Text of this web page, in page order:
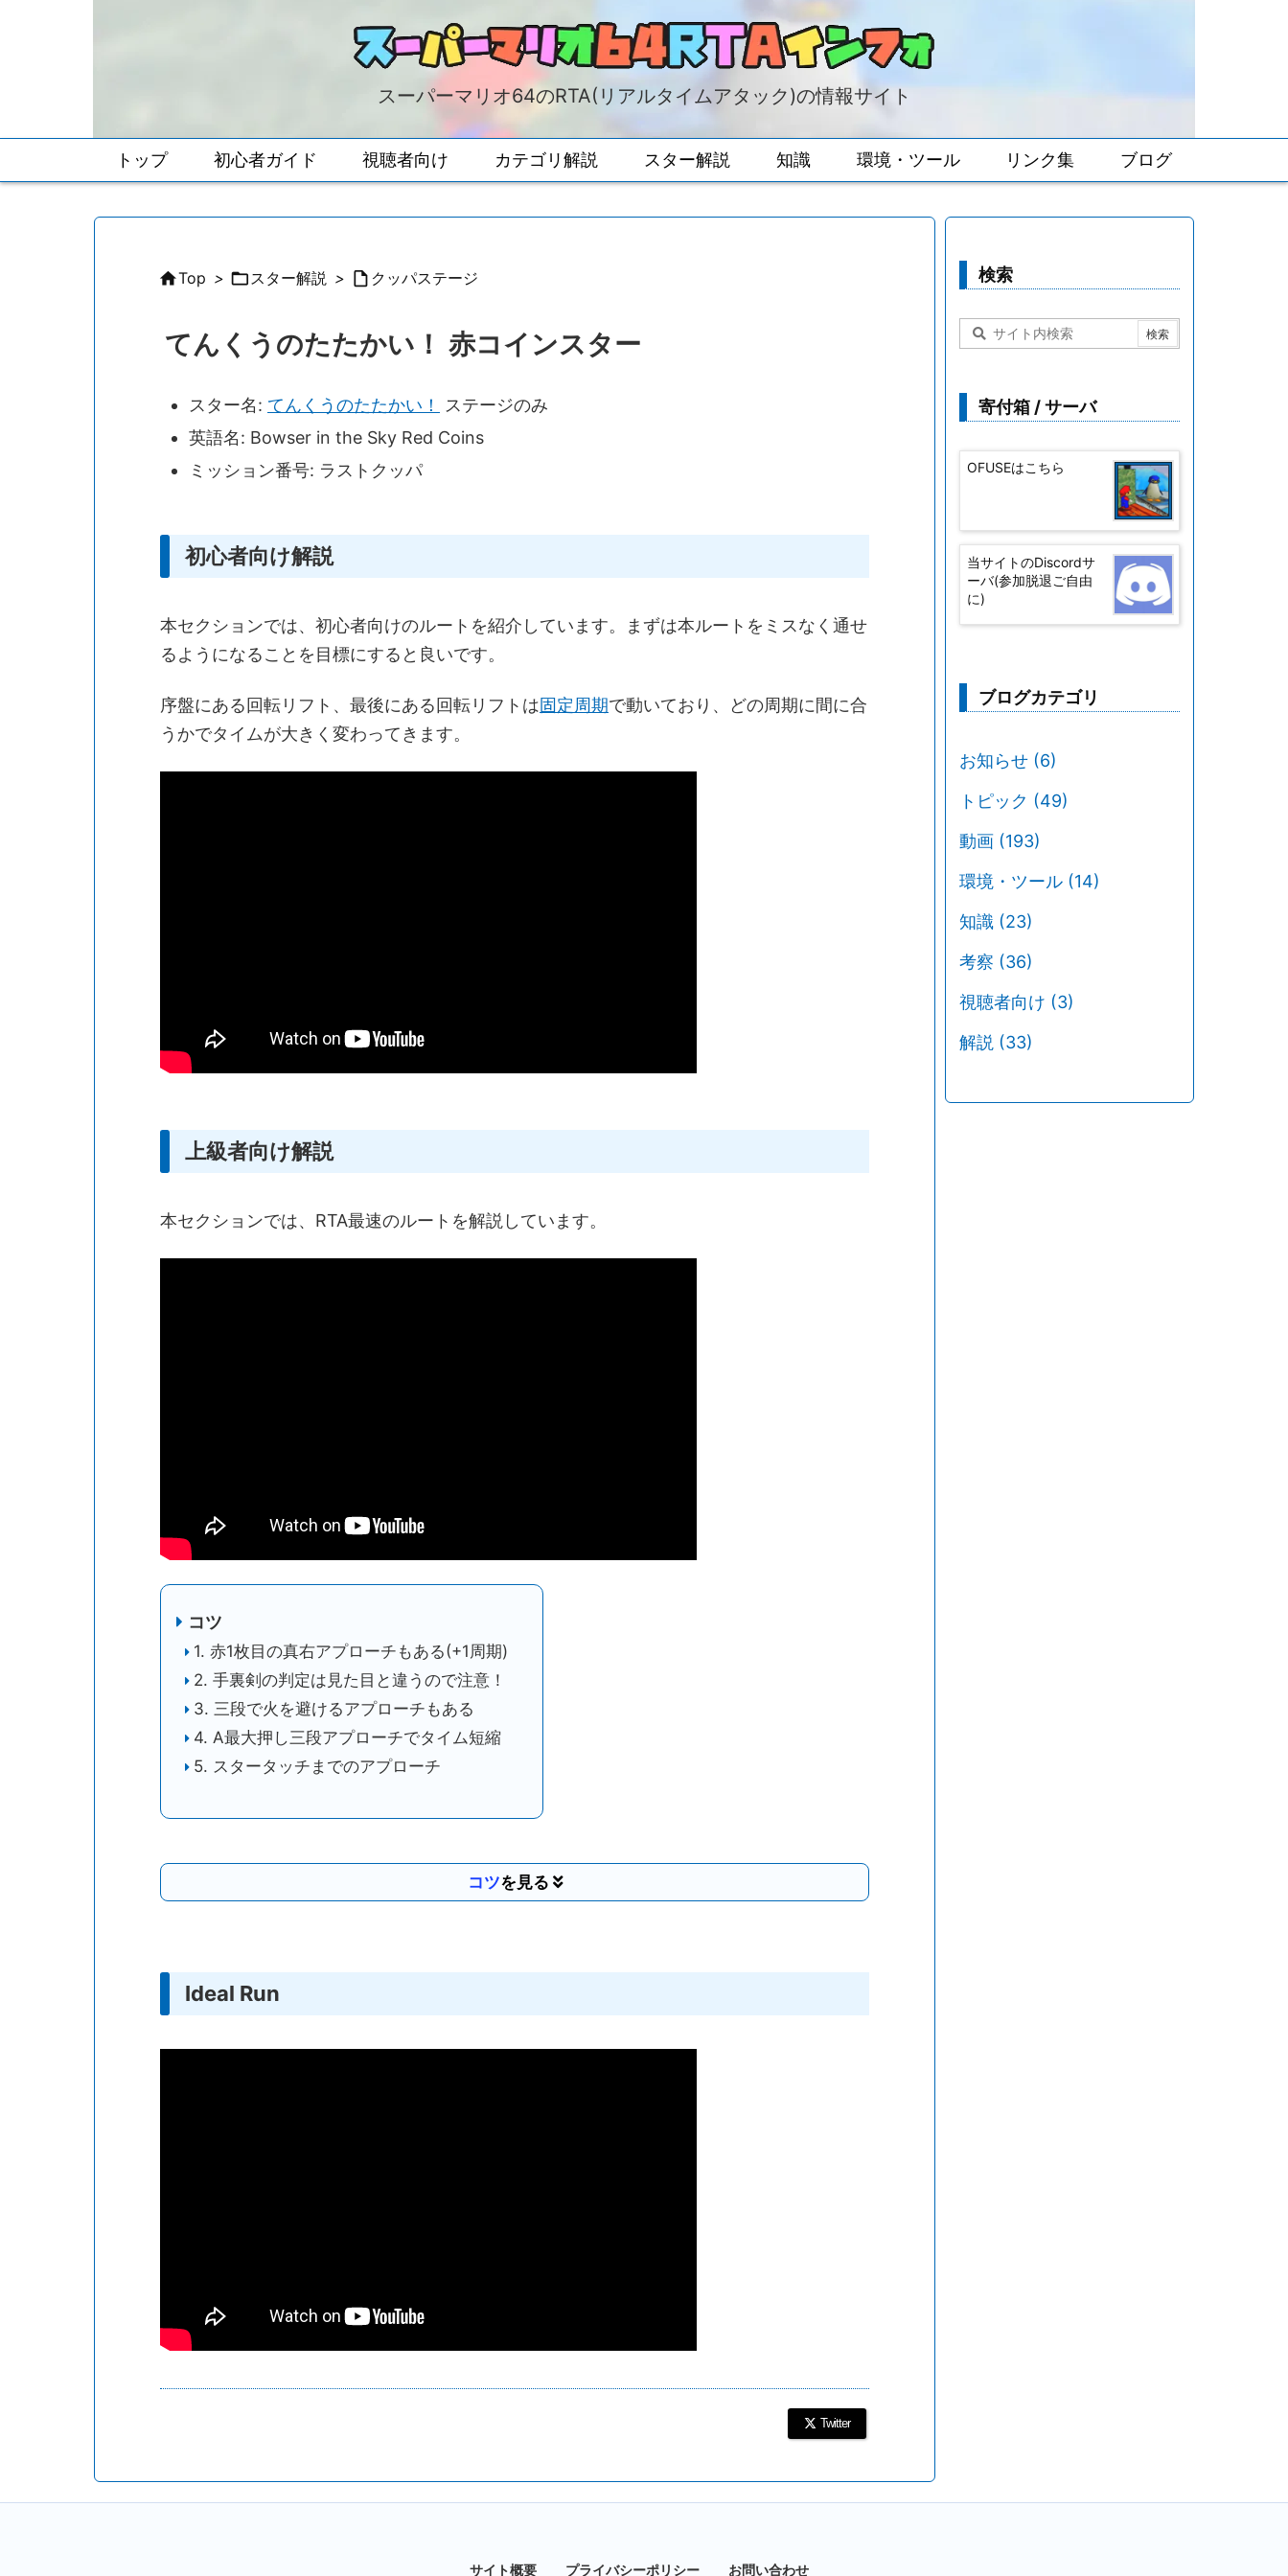
スーパーマリオ64のRTA(リアルタイムアタック)の情報サイト
トップ 初心者ガイド 視聴者向け カテゴリ解説 スター解説 知識 環境・ツール リンク集 ブログ
Top > スター解説 >  クッパステージ
てんくうのたたかい！ 赤コインスター
スター名: てんくうのたたかい！
ステージのみ
英語名: Bowser in the Sky Red Coins
ミッション番号: ラストクッパ
初心者向け解説
本セクションでは、初心者向けのルートを紹介しています。まずは本ルートをミスなく通せ
るようになることを目標にすると良いです。
序盤にある回転リフト、最後にある回転リフトは固定周期で動いており、どの周期に間に合
うかでタイムが大きく変わってきます。
上級者向け解説
本セクションでは、RTA最速のルートを解説しています。
コツ
1. 赤1枚目の真右アプローチもある(+1周期)
2. 手裏剣の判定は見た目と違うので注意！
3. 三段で火を避けるアプローチもある
4. A最大押し三段アプローチでタイム短縮
5. スタータッチまでのアプローチ
コツ
Ideal Run
Twitter
検索
寄付箱 / サーバ
OFUSEはこちら
当サイトのDiscordサ
ーバ(参加脱退ご自由
に)
ブログカテゴリ
お知らせ (6)
トピック (49)
動画 (193)
環境・ツール (14)
知識 (23)
考察 (36)
視聴者向け (3)
解説 (33)
サイト概要 プライバシーポリシー お問い合わせ